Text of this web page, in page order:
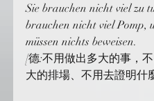
Sie brauchen nicht viel zu
brauchen nicht viel Pomp,
müssen nichts beweisen.
[德:不用做出多大的事，
大的排場、不用去證明什